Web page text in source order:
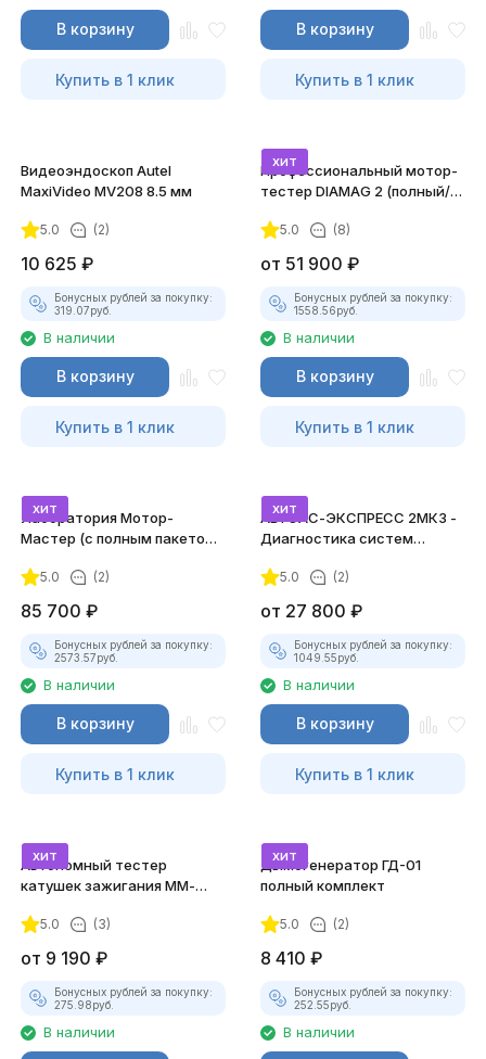
В корзину
Купить в 1 клик
В корзину
Купить в 1 клик
Видеоэндоскоп Autel
MaxiVideo MV208 8.5 мм
5.0 (2)
10 625 ₽
Бонусных рублей за покупку:
319.07руб.
В наличии
В корзину
Купить в 1 клик
хит
Профессиональный мотор-
тестер DIAMAG 2 (полный/
5.0 (8)
от 51 900 ₽
Бонусных рублей за покупку:
1558.56руб.
В наличии
В корзину
Купить в 1 клик
хит
Лаборатория Мотор-
Мастер (с полным пакетом
5.0 (2)
85 700 ₽
Бонусных рублей за покупку:
2573.57руб.
В наличии
В корзину
Купить в 1 клик
хит
АВТОАС-ЭКСПРЕСС 2МК3 -
Диагностика систем
5.0 (2)
от 27 800 ₽
Бонусных рублей за покупку:
1049.55руб.
В наличии
В корзину
Купить в 1 клик
хит
Автономный тестер
катушек зажигания ММ-
комплект)
5.0 (3)
от 9 190 ₽
Бонусных рублей за покупку:
275.98руб.
В наличии
хит
Дымогенератор ГД-01
полный комплект
5.0 (2)
8 410 ₽
Бонусных рублей за покупку:
252.55руб.
В наличии